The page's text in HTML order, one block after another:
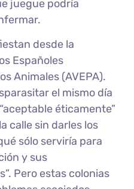
juegue podría
desde la
Españoles
Animales (AVEPA).
el mismo día
éticamente”
calle sin darles los
sólo serviría para
y sus
Pero estas colonias